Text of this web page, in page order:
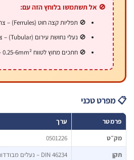
🚫 אל תשתמשו בלוחץ הזה עם:
🚫 תפליות קצה חוט (Ferrules) – צריך לוחץ
🚫 נעלי נחושת עירום (Tubular) – צריך לוחץ
🚫 חתכים מחוץ לטווח 0.25-6mm² – דחיסה לא תקנית
טכני
0501226
DIN 46234 – נעלים מבודדות דקיקות